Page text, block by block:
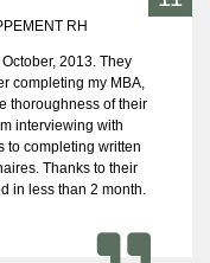
RH
2013. They
completing my MBA,
thoroughness of their
interviewing with
to completing written
Thanks to their
in less than 2 month.